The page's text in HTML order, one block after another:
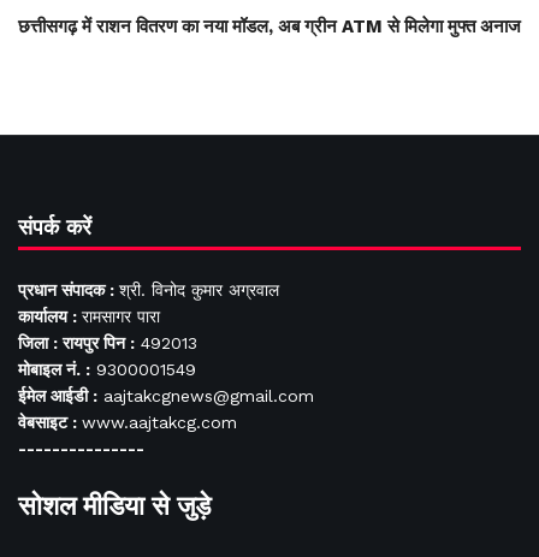
छत्तीसगढ़ में राशन वितरण का नया मॉडल, अब ग्रीन ATM से मिलेगा मुफ्त अनाज
संपर्क करें
प्रधान संपादक : श्री. विनोद कुमार अग्रवाल
कार्यालय : रामसागर पारा
जिला : रायपुर पिन : 492013
मोबाइल नं. : 9300001549
ईमेल आईडी : aajtakcgnews@gmail.com
वेबसाइट : www.aajtakcg.com
---------------
सोशल मीडिया से जुड़े